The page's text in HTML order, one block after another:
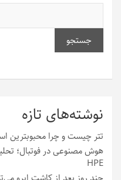
جستجو
نوشته‌های تازه
تتر چیست و چرا محبوبترین
هوش مصنوعی در فوتبال؛
HPE